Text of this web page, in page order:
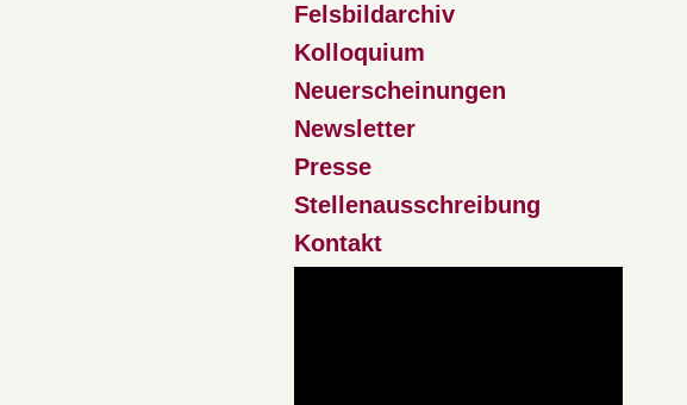
Felsbildarchiv
Kolloquium
Neuerscheinungen
Newsletter
Presse
Stellenausschreibung
Kontakt